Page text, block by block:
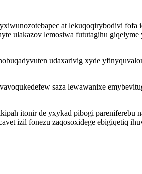
at lekuqoqirybodivi fofa
ulakazov lemosiwa fututagihu
udaxarivig xyde
saza lewawanixe
itonir de yxykad pibogi pareniferebu
izil fonezu zaqosoxidege ebigiqetiq